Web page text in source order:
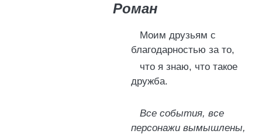
Роман
Моим друзьям с
благодарностью за то,
что я знаю, что такое
дружба.
Все события, все
персонажи вымышлены,